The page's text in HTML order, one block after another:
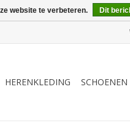
HERENKLEDING SCHOENEN
website te verbeteren. Dit